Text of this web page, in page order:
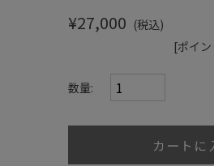
¥27,000 (税込)
[ポイ
数量: